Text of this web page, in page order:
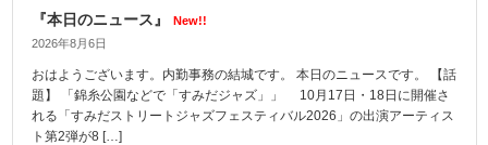
『本日のニュース』
New!!
2026年8月6日
おはようございます。内勤事務の結城です。 本日のニュースです。 【話
題】 「錦糸公園などで「すみだジャズ」」 10月17日・18日に開催さ
れる「すみだストリートジャズフェスティバル2026」の出演アーティス
ト第2弾が8 […]